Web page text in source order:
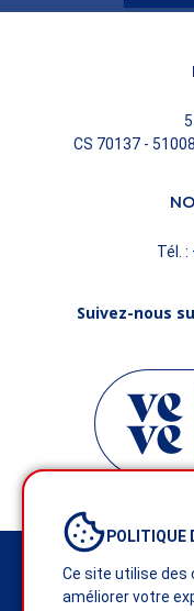
POLITIQUE
Ce site utilise des
améliorer votre
CS 70137 -
Tél.
Suivez-nous